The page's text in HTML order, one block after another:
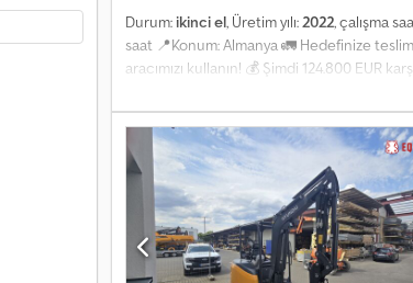
Durum: ikinci el, Üretim yılı:2022, çalışma
saat 📍Konum: Almanya 🚛 Hedefinize
aracımızı kullanın! 💰 Şimdi 124.800 EUR
ödeme imkanı mevcuttur (onaya tabidir)*
onaylandı ✅, 2'si eksik ℹ️, 0 harcama ⚠️ 📌
fonksiyonlar çalışıyor, kapsamlı bir
Kapsamlı incelemeyi, ek fotoğrafları veya
yaparken "41119 Equippo" referansı
Profesyoneller tarafından kapsamlı
Güvenli ve esnek ödeme seçenekleri 🔄
sahipleri ve operatörleri için kullanışlı